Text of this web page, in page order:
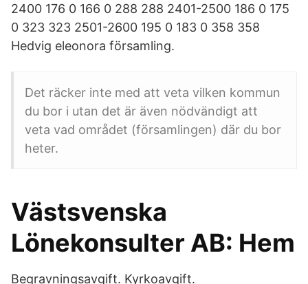
2400 176 0 166 0 288 288 2401-2500 186 0 175
0 323 323 2501-2600 195 0 183 0 358 358
Hedvig eleonora församling.
Det räcker inte med att veta vilken kommun
du bor i utan det är även nödvändigt att
veta vad området (församlingen) där du bor
heter.
Västsvenska
Lönekonsulter AB: Hem
Begravningsavgift. Kyrkoavgift.